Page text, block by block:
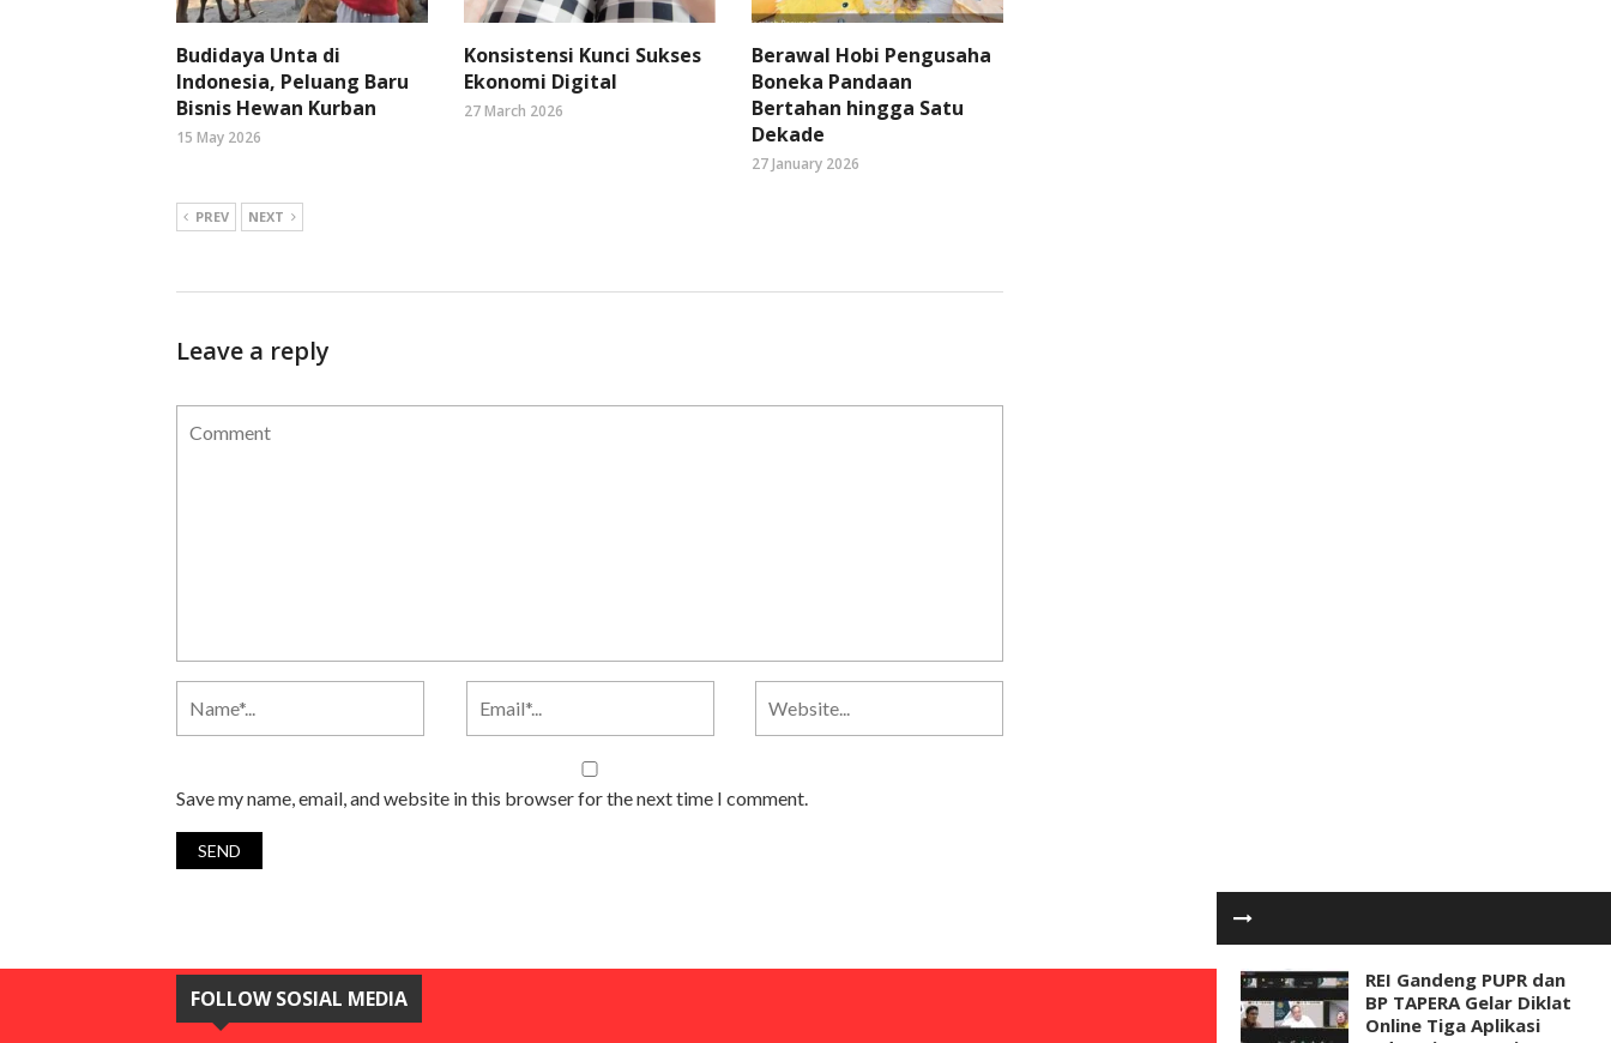
Budidaya Unta di
Indonesia, Peluang Baru
Bisnis Hewan Kurban
15 May 2026
Konsistensi Kunci Sukses
Ekonomi Digital
27 March 2026
Berawal Hobi Pengusaha
Boneka Pandaan
Bertahan hingga Satu
Dekade
27 January 2026
PREV NEXT
Leave a reply
Save my name, email, and website in this browser for the next time I comment.
REI Gandeng PUPR dan
BP TAPERA Gelar Diklat
Online Tiga Aplikasi
FOLLOW SOSIAL MEDIA